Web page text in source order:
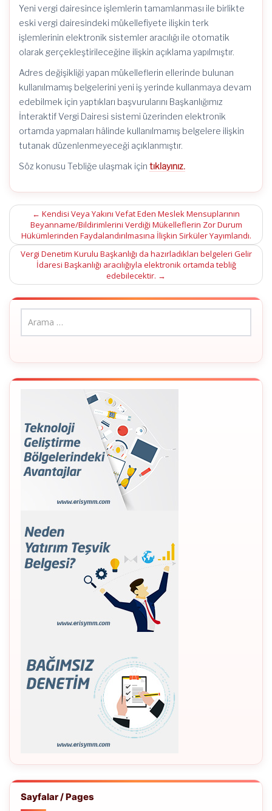
Yeni vergi dairesince işlemlerin tamamlanması ile birlikte
eski vergi dairesindeki mükellefiyete ilişkin terk
işlemlerinin elektronik sistemler aracılığı ile otomatik
olarak gerçekleştirileceğine ilişkin açıklama yapılmıştır.
Adres değişikliği yapan mükelleflerin ellerinde bulunan
kullanılmamış belgelerini yeni iş yerinde kullanmaya devam
edebilmek için yaptıkları başvurularını Başkanlığımız
İnteraktif Vergi Dairesi sistemi üzerinden elektronik
ortamda yapmaları hâlinde kullanılmamış belgelere ilişkin
tutanak düzenlenmeyeceği açıklanmıştır.
Söz konusu Tebliğe ulaşmak için tıklayınız.
Post
navigation
← Kendisi Veya Yakını Vefat Eden Meslek Mensuplarının
Beyanname/Bildirimlerini Verdiği Mükelleflerin Zor Durum
Hükümlerinden Faydalandırılmasına İlişkin Sirküler Yayımlandı.
Vergi Denetim Kurulu Başkanlığı da hazırladıkları belgeleri Gelir
İdaresi Başkanlığı aracılığıyla elektronik ortamda tebliğ
edebilecektir. →
Sayfalar / Pages